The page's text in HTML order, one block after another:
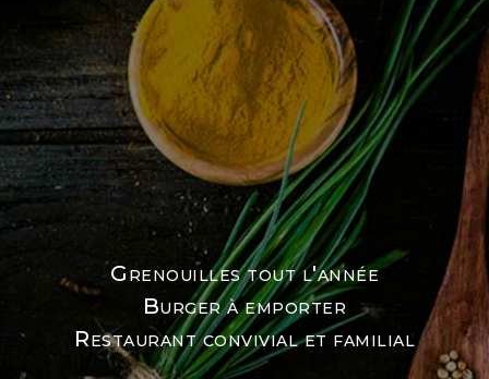
Grenouilles tout l'année
Burger à emporter
Restaurant convivial et familial